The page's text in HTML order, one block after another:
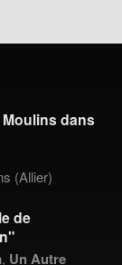
dans
(Allier)
de
, Un Autre